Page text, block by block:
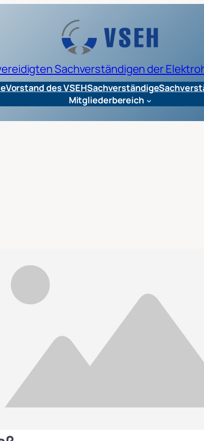
Sachverständigen der
Vorstand des VSEHSachverständige
Mitgliederbereich